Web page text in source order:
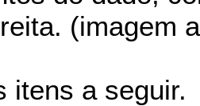
(imagem
itens a seguir.